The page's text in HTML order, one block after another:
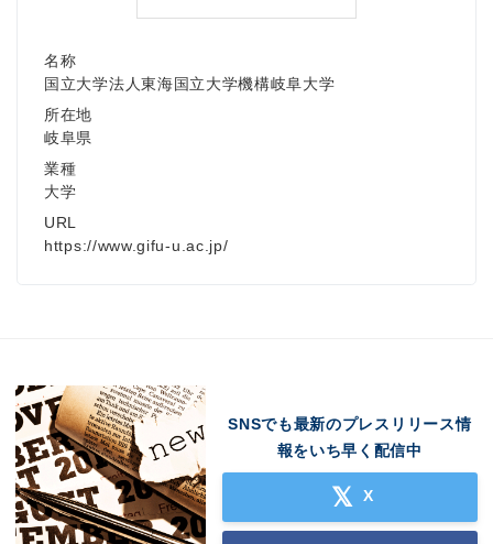
名称
国立大学法人東海国立大学機構岐阜大学
所在地
岐阜県
業種
大学
URL
https://www.gifu-u.ac.jp/
SNSでも最新のプレスリリース情
報をいち早く配信中
X